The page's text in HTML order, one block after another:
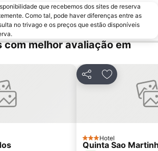
Centro Comercial Vasco da Gama
Estádio José Alvalade
Monumento Comemorativo da Batalha do Vimeiro
Buddha Eden Garden - Jardim da Paz
Odivelas
Parque Natural Sintra-Cascais
de Lisboa
Estação Ferroviária de Entrecampos
Salir do Porto
que recebemos dos sites de reserva
Como tal, pode haver diferenças entre as
no trivago e os preços que estão disponíveis
com melhor avaliação em
favoritos PartilharAdicionar
3 Estrelas
Hotel
Quinta Sao